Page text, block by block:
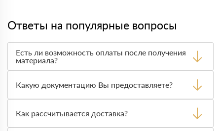
Ответы на популярные вопросы
Есть ли возможность оплаты после получения
материала?
оплата по факту получения товара. При этом, если
доставленный товар был ненадлежащего качества, то
Вы вправе от него отказаться.
Какую документацию Вы предоставляете?
сертификаты и паспорта качества, а также товарно-
транспортную накладную.
Как рассчитывается доставка?